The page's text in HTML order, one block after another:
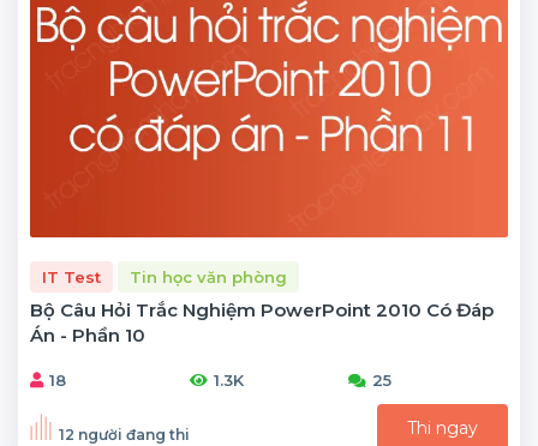
IT Test Tin học văn phòng
Bộ Câu Hỏi Trắc Nghiệm PowerPoint 2010 Có Đáp
Án - Phần 10
18 1.3K 25
12 người đang thi Thi ngay